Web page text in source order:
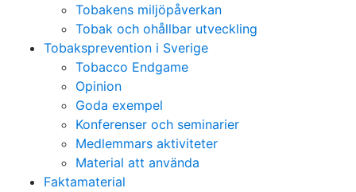
Tobakens miljöpåverkan
Tobak och ohållbar utveckling
Tobaksprevention i Sverige
Tobacco Endgame
Opinion
Goda exempel
Konferenser och seminarier
Medlemmars aktiviteter
Material att använda
Faktamaterial